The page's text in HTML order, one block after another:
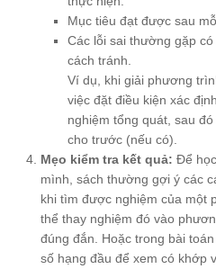
Mục tiêu đạt được sau
Các lỗi sai thường gặp
cách tránh.
Ví dụ, khi giải phương
việc đặt điều kiện xác
nghiệm tổng quát, sau
cho trước (nếu có).
Mẹo kiểm tra kết quả: Để
mình, sách thường gợi ý các
khi tìm được nghiệm của một
thể thay nghiệm đó vào
đúng đắn. Hoặc trong bài
số hạng đầu để xem có khớp